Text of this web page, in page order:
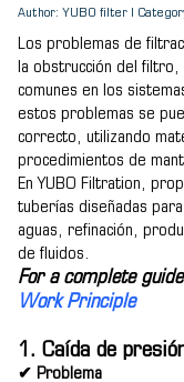
Author: YUBO filter |
Los problemas de
la obstrucción del filtro,
comunes en los
estos problemas se
correcto, utilizando
procedimientos de
En YUBO Filtration,
tuberías diseñadas
aguas, refinación,
de fluidos.
For a complete
Work Principle
1. Caída de
✔ Problema